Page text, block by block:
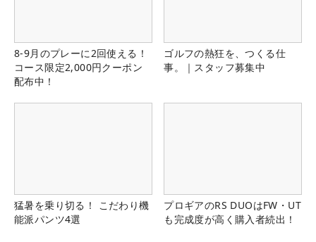
8-9月のプレーに2回使える！
コース限定2,000円クーポン
配布中！
ゴルフの熱狂を、つくる仕
事。｜スタッフ募集中
猛暑を乗り切る！ こだわり機
能派パンツ4選
プロギアのRS DUOはFW・UT
も完成度が高く購入者続出！